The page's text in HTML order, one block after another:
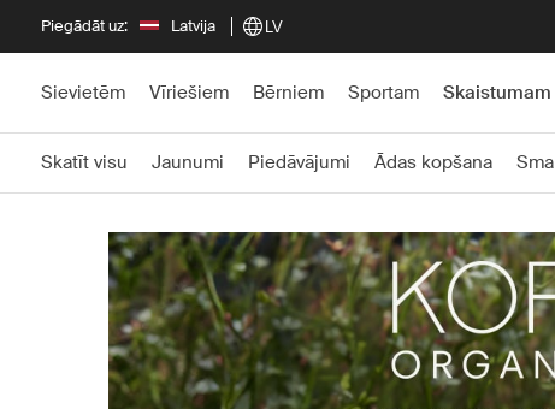
Piegādāt uz: Latvija LV
Sievietēm Vīriešiem Bērniem Sportam Skaistumam
Skatīt visu Jaunumi Piedāvājumi Ādas kopšana